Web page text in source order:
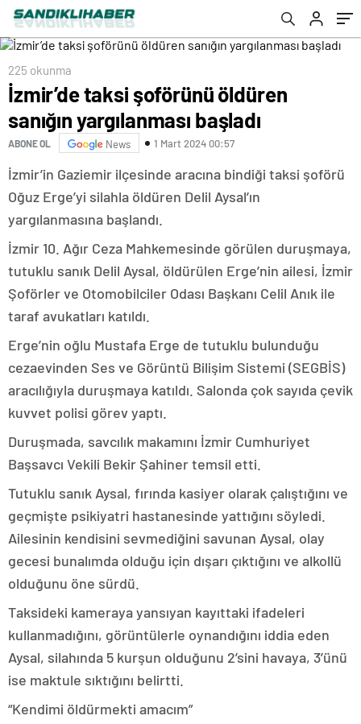
225 okunma
İzmir’de taksi şoförünü öldüren
sanığın yargılanması başladı
ABONE OL News 1 Mart 2024 00:57
İzmir’in Gaziemir ilçesinde aracına bindiği taksi şoförü
Oğuz Erge’yi silahla öldüren Delil Aysal’ın
yargılanmasına başlandı.
İzmir 10. Ağır Ceza Mahkemesinde görülen duruşmaya,
tutuklu sanık Delil Aysal, öldürülen Erge’nin ailesi, İzmir
Şoförler ve Otomobilciler Odası Başkanı Celil Anık ile
taraf avukatları katıldı.
Erge’nin oğlu Mustafa Erge de tutuklu bulunduğu
cezaevinden Ses ve Görüntü Bilişim Sistemi (SEGBİS)
aracılığıyla duruşmaya katıldı. Salonda çok sayıda çevik
kuvvet polisi görev yaptı.
Duruşmada, savcılık makamını İzmir Cumhuriyet
Başsavcı Vekili Bekir Şahiner temsil etti.
Tutuklu sanık Aysal, fırında kasiyer olarak çalıştığını ve
geçmişte psikiyatri hastanesinde yattığını söyledi.
Ailesinin kendisini sevmediğini savunan Aysal, olay
gecesi bunalımda olduğu için dışarı çıktığını ve alkollü
olduğunu öne sürdü.
Taksideki kameraya yansıyan kayıttaki ifadeleri
kullanmadığını, görüntülerle oynandığını iddia eden
Aysal, silahında 5 kurşun olduğunu 2’sini havaya, 3’ünü
ise maktule sıktığını belirtti.
“Kendimi öldürmekti amacım”